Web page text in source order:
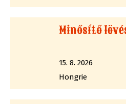
Minősítő
15. 8. 2026
Hongrie